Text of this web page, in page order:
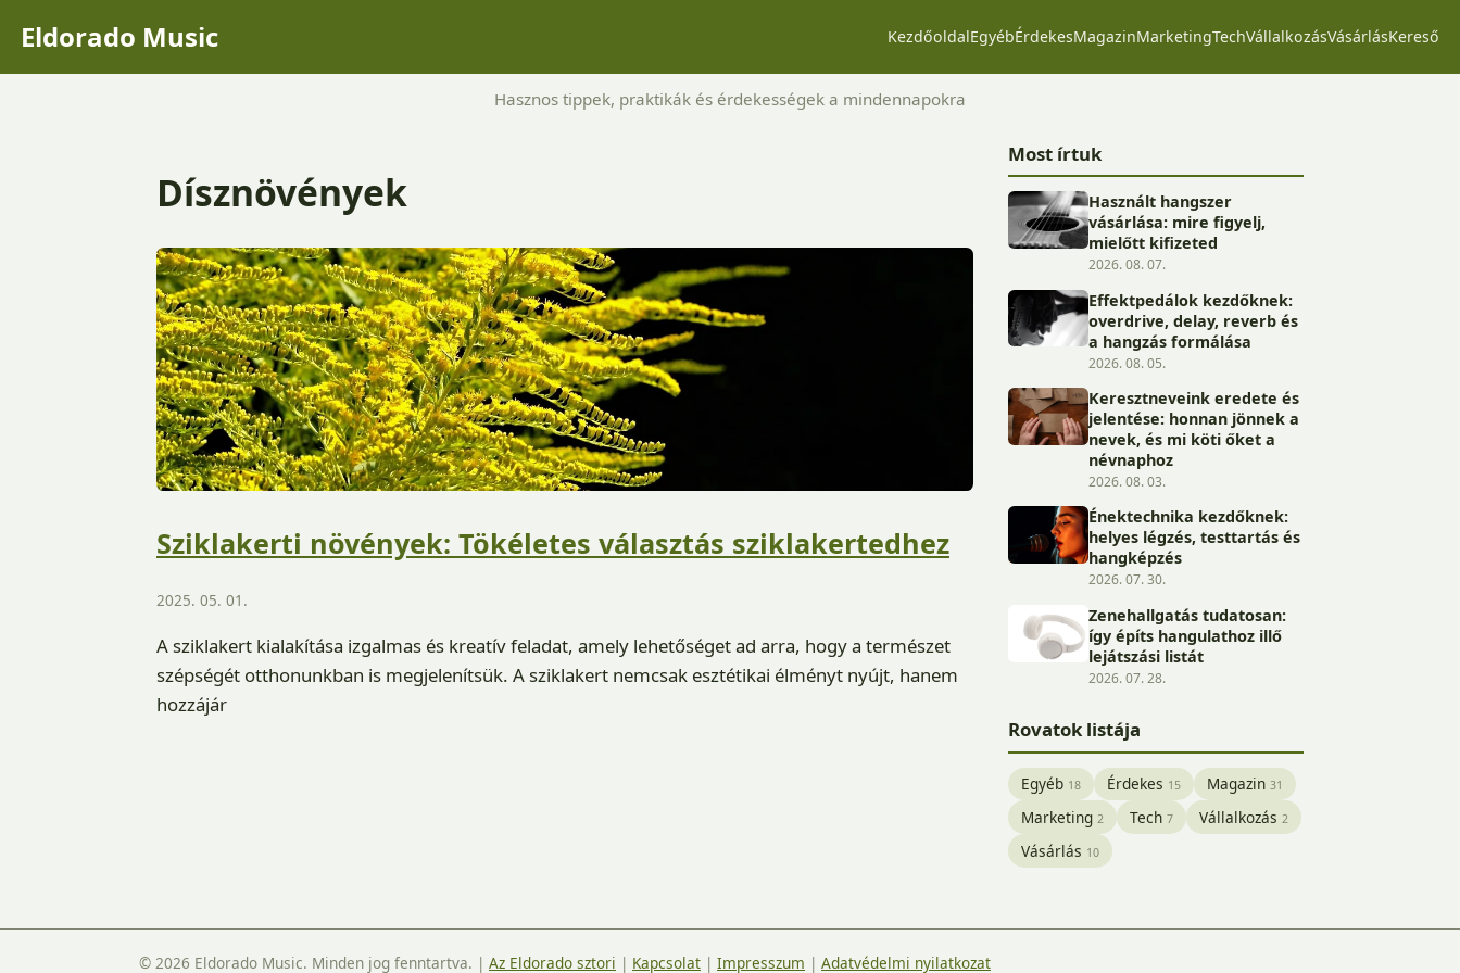
Eldorado Music KezdőoldalEgyébÉrdekesMagazinMarketingTechVállalkozásVásárlásKereső
Hasznos tippek, praktikák és érdekességek a mindennapokra
Dísznövények
Sziklakerti növények: Tökéletes választás sziklakertedhez
2025. 05. 01.
A sziklakert kialakítása izgalmas és kreatív feladat, amely lehetőséget ad arra, hogy a természet
szépségét otthonunkban is megjelenítsük. A sziklakert nemcsak esztétikai élményt nyújt, hanem
hozzájár
Most írtuk
Használt hangszer
vásárlása: mire figyelj,
mielőtt kifizeted
2026. 08. 07.
Effektpedálok kezdőknek:
overdrive, delay, reverb és
a hangzás formálása
2026. 08. 05.
Keresztneveink eredete és
jelentése: honnan jönnek a
nevek, és mi köti őket a
névnaphoz
2026. 08. 03.
Énektechnika kezdőknek:
helyes légzés, testtartás és
hangképzés
2026. 07. 30.
Zenehallgatás tudatosan:
így építs hangulathoz illő
lejátszási listát
2026. 07. 28.
Rovatok listája
Egyéb 18 Érdekes 15 Magazin 31
Marketing 2 Tech 7 Vállalkozás 2
Vásárlás 10
© 2026 Eldorado Music. Minden jog fenntartva. | Az Eldorado sztori | Kapcsolat | Impresszum | Adatvédelmi nyilatkozat